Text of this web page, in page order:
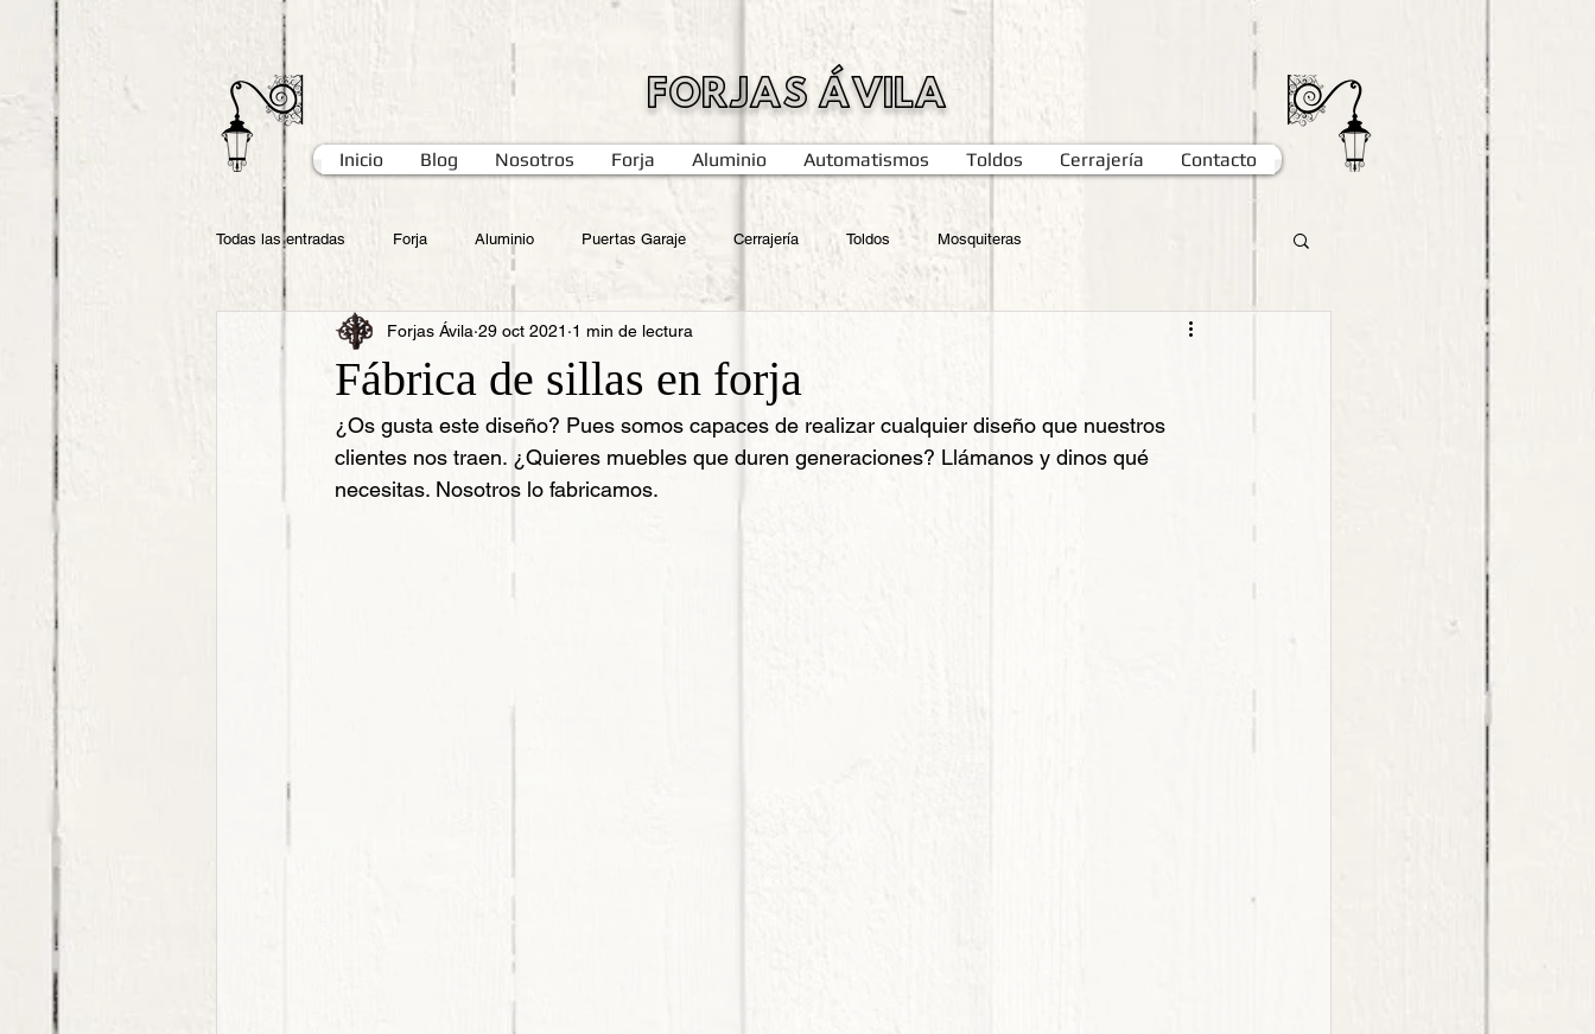
FORJAS ÁVILA
Inicio Blog Nosotros Forja Aluminio Automatismos Toldos Cerrajería Contacto
Todas las entradas Forja Aluminio Puertas Garaje Cerrajería Toldos Mosquiteras
Fábrica de sillas en forja
Forjas Ávila 29 oct 2021 1 min de lectura
¿Os gusta este diseño? Pues somos capaces de realizar cualquier diseño que nuestros
clientes nos traen. ¿Quieres muebles que duren generaciones? Llámanos y dinos qué
necesitas. Nosotros lo fabricamos.